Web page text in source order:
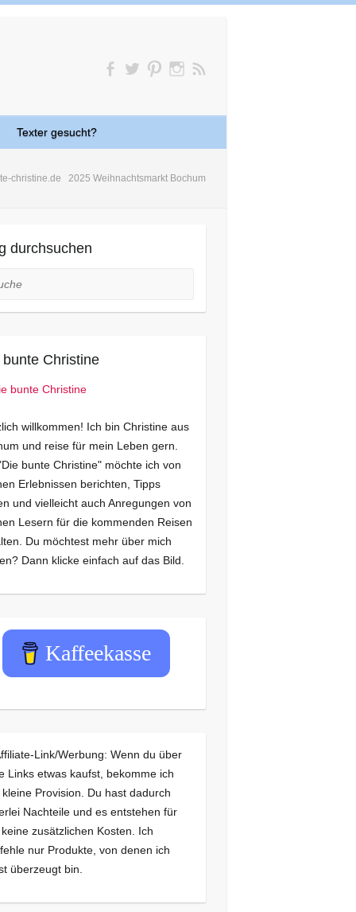
Texter gesucht?
christine.de 2025 Weihnachtsmarkt Bochum
durchsuchen
bunte Christine
willkommen! Ich bin Christine aus
und reise für mein Leben gern.
bunte Christine" möchte ich von
Erlebnissen berichten, Tipps
und vielleicht auch Anregungen von
Lesern für die kommenden Reisen
Du möchtest mehr über mich
Dann klicke einfach auf das Bild.
Kaffeekasse
Link/Werbung: Wenn du über
Links etwas kaufst, bekomme ich
Provision. Du hast dadurch
Nachteile und es entstehen für
zusätzlichen Kosten. Ich
nur Produkte, von denen ich
überzeugt bin.